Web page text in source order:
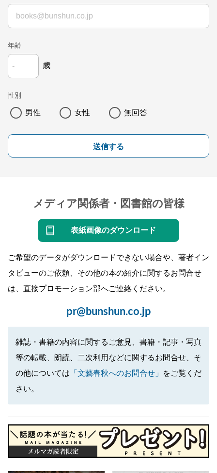
年齢
歳
性別
男性 女性 無回答
送信する
メディア関係者・図書館の皆様
表紙画像のダウンロード
ご希望のデータがダウンロードできない場合や、著者イン
タビューのご依頼、その他の本の紹介に関するお問合せ
は、直接プロモーション部へご連絡ください。
pr@bunshun.co.jp
雑誌・書籍の内容に関するご意見、書籍・記事・写真
等の転載、朗読、二次利用などに関するお問合せ、そ
の他については 「文藝春秋へのお問合せ」
をご覧くだ
さい。